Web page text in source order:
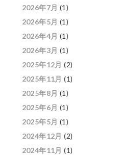
2026年7月 (1)
2026年5月 (1)
2026年4月 (1)
2026年3月 (1)
2025年12月 (2)
2025年11月 (1)
2025年8月 (1)
2025年6月 (1)
2025年5月 (1)
2024年12月 (2)
2024年11月 (1)